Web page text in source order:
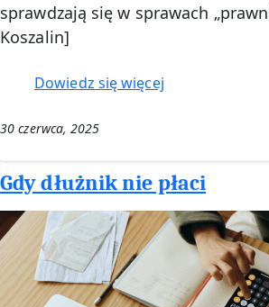
sprawdzają się w sprawach
Koszalin]
Dowiedz się więcej:
prawnika?
[prawnik
Koszalin]
30 czerwca, 2025
Gdy dłużnik nie płaci